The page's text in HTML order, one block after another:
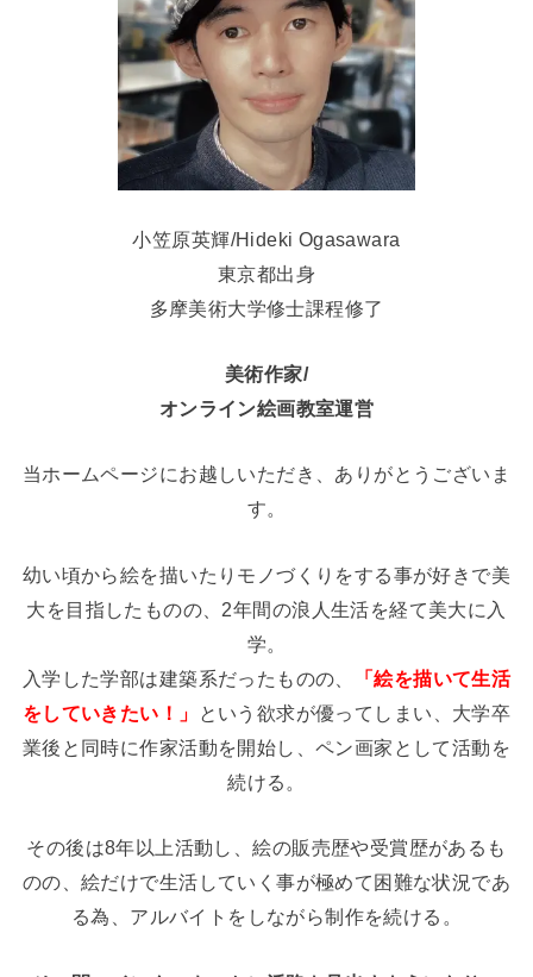
小笠原英輝/Hideki Ogasawara
東京都出身
多摩美術大学修士課程修了
美術作家/
オンライン絵画教室運営
当ホームページにお越しいただき、ありがとうございま
す。
幼い頃から絵を描いたりモノづくりをする事が好きで美
大を目指したものの、2年間の浪人生活を経て美大に入
学。
入学した学部は建築系だったものの、
「絵を描いて生活
をしていきたい！」
という欲求が優ってしまい、大学卒
業後と同時に作家活動を開始し、ペン画家として活動を
続ける。
その後は8年以上活動し、絵の販売歴や受賞歴があるも
のの、絵だけで生活していく事が極めて困難な状況であ
る為、アルバイトをしながら制作を続ける。